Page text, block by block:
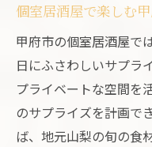
個室居酒屋で楽しむ
甲府市の個室居酒屋で
日にふさわしいサプラ
プライベートな空間を
のサプライズを計画で
ば、地元山梨の旬の食